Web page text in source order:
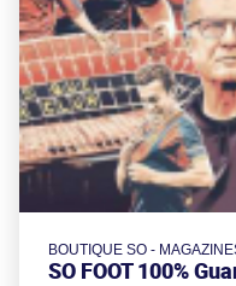
BOUTIQUE SO -
SO FOOT 100%